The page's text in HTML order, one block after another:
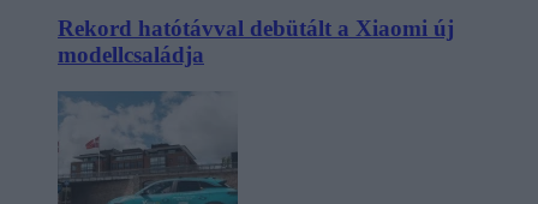
Rekord hatótávval debütált a Xiaomi új
modellcsaládja